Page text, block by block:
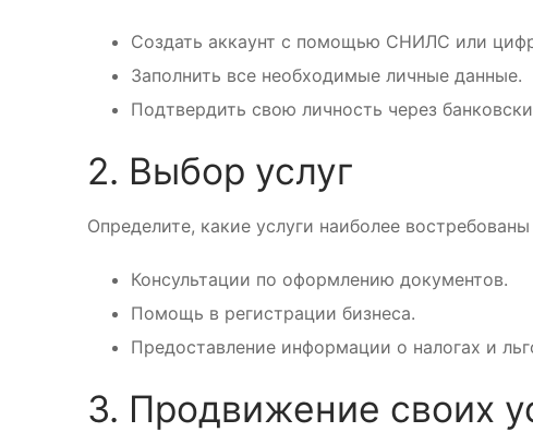
Создать аккаунт с помощью СНИЛС или
Заполнить все необходимые личные данные.
Подтвердить свою личность через
2. Выбор услуг
Определите, какие услуги наиболее
Консультации по оформлению документов.
Помощь в регистрации бизнеса.
Предоставление информации о налогах и
3. Продвижение своих